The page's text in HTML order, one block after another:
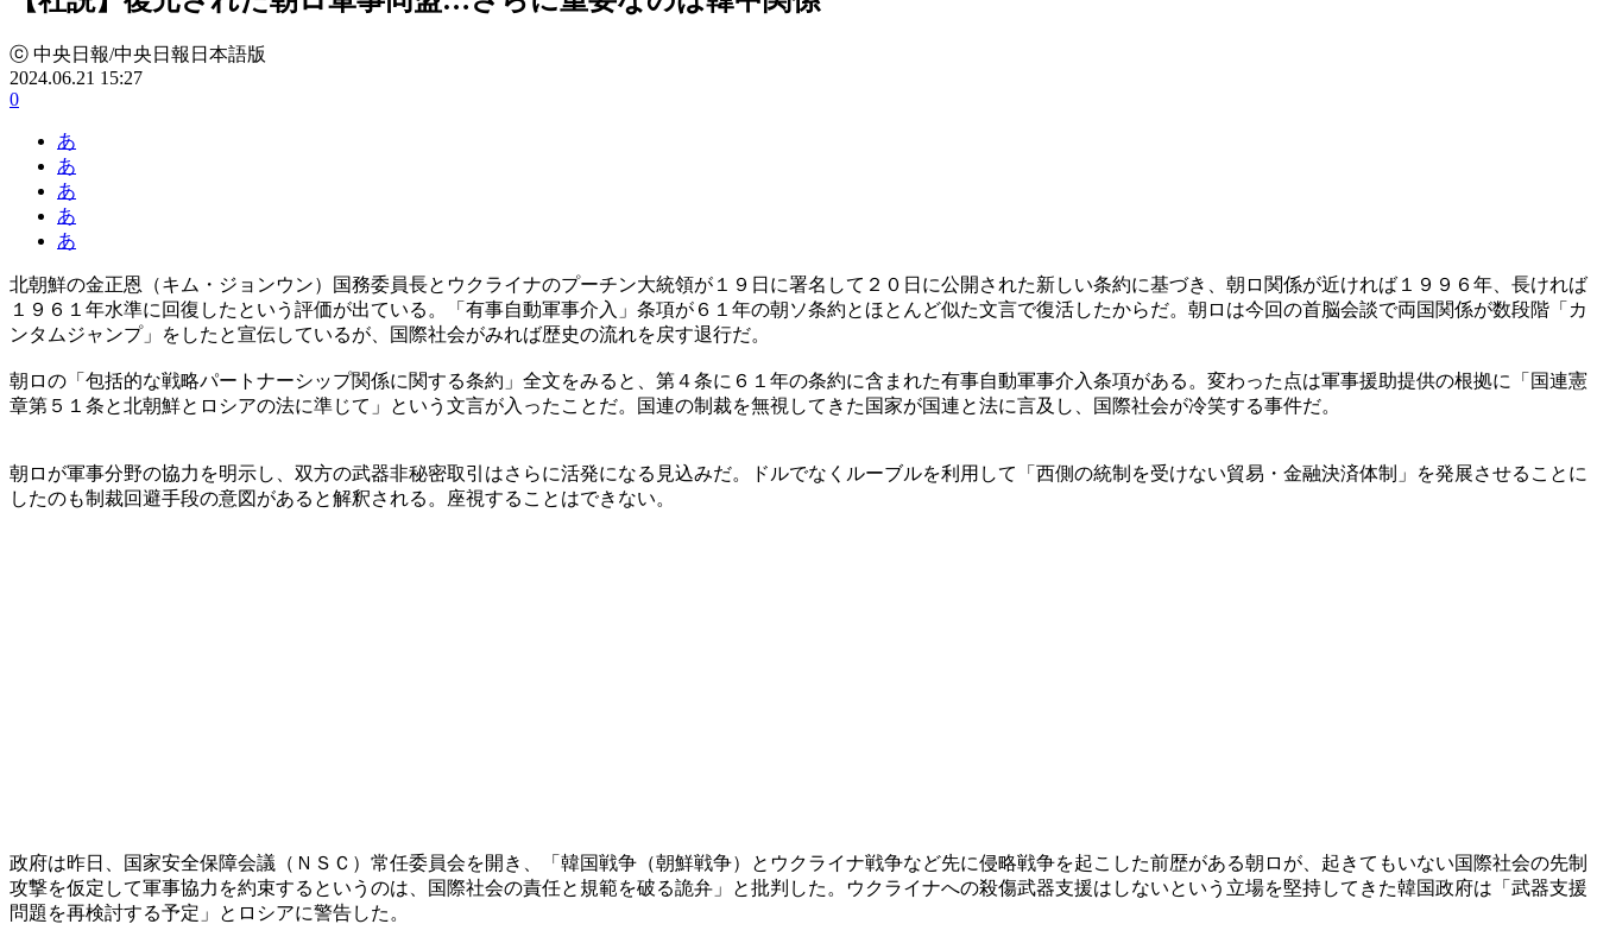
ⓒ 中央日報/中央日報日本語版
2024.06.21 15:27
0
あ
あ
あ
あ
あ
北朝鮮の金正恩（キム・ジョンウン）国務委員長とウクライナのプーチン大統領が１９日に署名して２０日に公開された新しい条約に基づき、朝ロ関係が近ければ１９９６年、長ければ
１９６１年水準に回復したという評価が出ている。「有事自動軍事介入」条項が６１年の朝ソ条約とほとんど似た文言で復活したからだ。朝ロは今回の首脳会談で両国関係が数段階「カ
ンタムジャンプ」をしたと宣伝しているが、国際社会がみれば歴史の流れを戻す退行だ。
朝ロの「包括的な戦略パートナーシップ関係に関する条約」全文をみると、第４条に６１年の条約に含まれた有事自動軍事介入条項がある。変わった点は軍事援助提供の根拠に「国連憲
章第５１条と北朝鮮とロシアの法に準じて」という文言が入ったことだ。国連の制裁を無視してきた国家が国連と法に言及し、国際社会が冷笑する事件だ。
朝ロが軍事分野の協力を明示し、双方の武器非秘密取引はさらに活発になる見込みだ。ドルでなくルーブルを利用して「西側の統制を受けない貿易・金融決済体制」を発展させることに
したのも制裁回避手段の意図があると解釈される。座視することはできない。
政府は昨日、国家安全保障会議（ＮＳＣ）常任委員会を開き、「韓国戦争（朝鮮戦争）とウクライナ戦争など先に侵略戦争を起こした前歴がある朝ロが、起きてもいない国際社会の先制
攻撃を仮定して軍事協力を約束するというのは、国際社会の責任と規範を破る詭弁」と批判した。ウクライナへの殺傷武器支援はしないという立場を堅持してきた韓国政府は「武器支援
問題を再検討する予定」とロシアに警告した。